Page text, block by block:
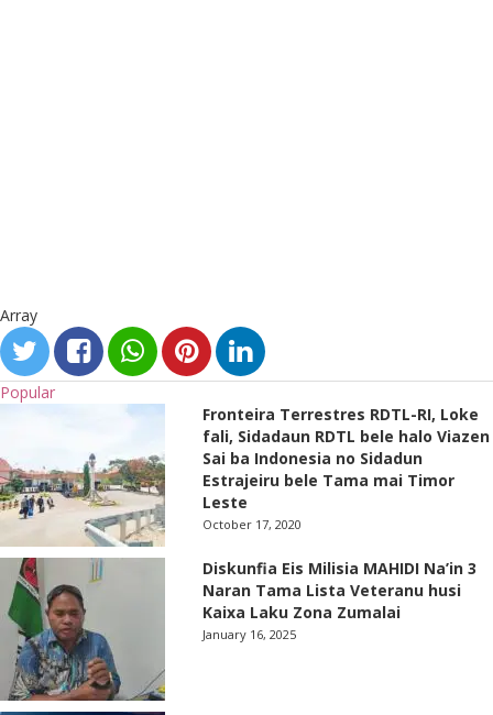
Array
Popular
Fronteira Terrestres RDTL-RI, Loke
fali, Sidadaun RDTL bele halo Viazen
Sai ba Indonesia no Sidadun
Estrajeiru bele Tama mai Timor
Leste
October 17, 2020
Diskunfia Eis Milisia MAHIDI Na’in 3
Naran Tama Lista Veteranu husi
Kaixa Laku Zona Zumalai
January 16, 2025